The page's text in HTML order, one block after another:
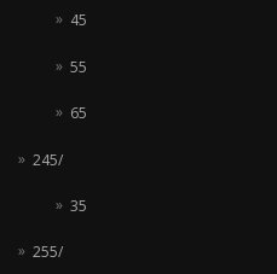
45
55
65
245/
35
255/